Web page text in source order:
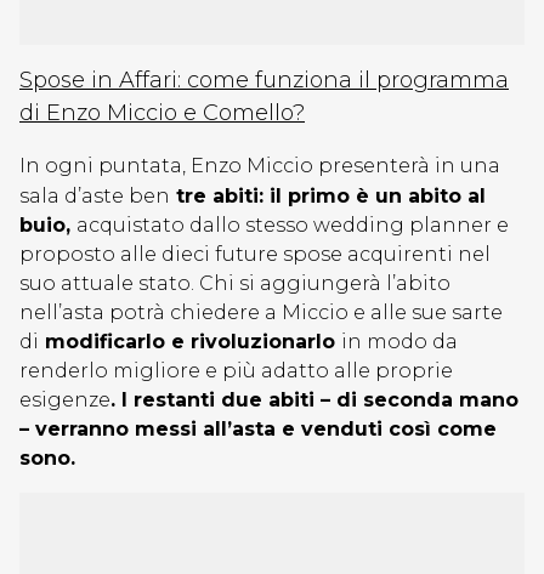
Spose in Affari: come funziona il programma
di Enzo Miccio e Comello?
In ogni puntata, Enzo Miccio presenterà in una
sala d’aste ben tre abiti: il primo è un abito al
buio, acquistato dallo stesso wedding planner e
proposto alle dieci future spose acquirenti nel
suo attuale stato. Chi si aggiungerà l’abito
nell’asta potrà chiedere a Miccio e alle sue sarte
di modificarlo e rivoluzionarlo in modo da
renderlo migliore e più adatto alle proprie
esigenze. I restanti due abiti – di seconda mano
– verranno messi all’asta e venduti così come
sono.